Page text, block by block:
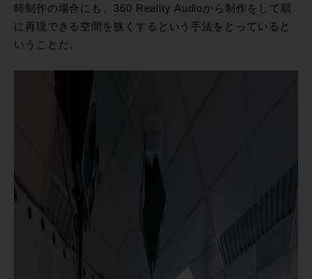
時制作の場合にも、360 Reality Audioから制作をして順
に再現できる空間を狭くするという手法をとっていると
いうことだ。